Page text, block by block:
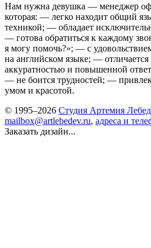
Нам нужна девушка — менеджер
которая: — легко находит общий
техникой; — обладает
— готова обратиться к каждому
я могу помочь?»; — с
на английском языке; —
аккуратностью и повышенной
— не боится трудностей; —
умом и красотой.
© 1995–2026 Студия Артемия
mailbox@artlebedev.ru, адреса и
Заказать дизайн...